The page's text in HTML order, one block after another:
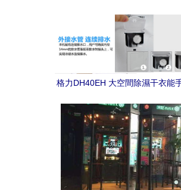
格力DH40EH 大空間除濕干衣能